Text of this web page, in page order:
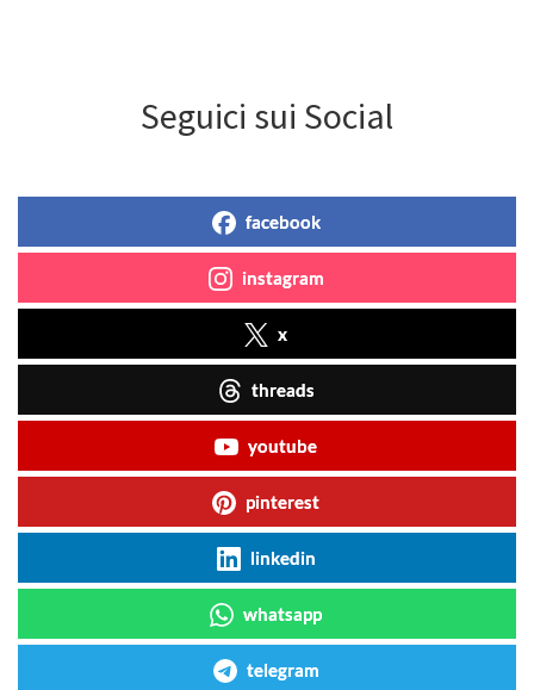
Seguici sui Social
facebook
instagram
x
threads
youtube
pinterest
linkedin
whatsapp
telegram